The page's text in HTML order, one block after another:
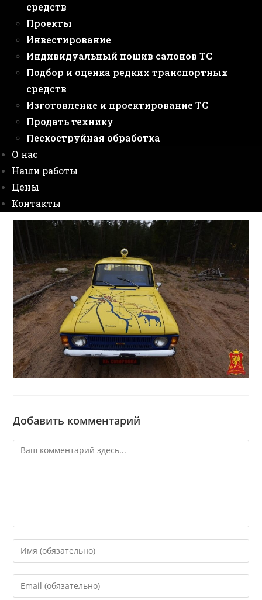
средств
Проекты
Инвестирование
Индивидуальный пошив салонов ТС
Подбор и оценка редких транспортных
средств
Изготовление и проектирование ТС
Продать технику
Пескоструйная обработка
О нас
Наши работы
Цены
Контакты
Добавить комментарий
Комментарий
Введите
свое
имя
или
Введите
свой